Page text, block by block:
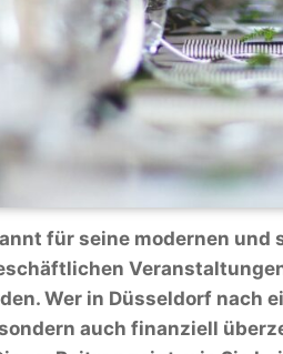
für seine modernen und
Wer in Düsseldorf nach
auch finanziell